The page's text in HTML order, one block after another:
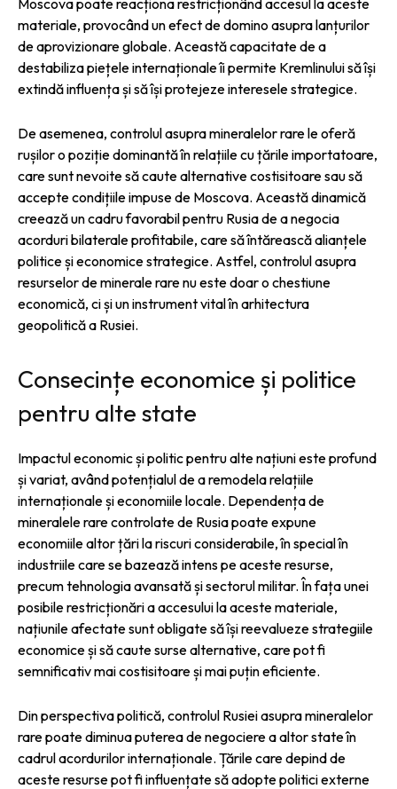
materiale, provocând un efect de domino asupra lanțurilor
de aprovizionare globale. Această capacitate de a
destabiliza piețele internaționale îi permite Kremlinului să își
extindă influența și să își protejeze interesele strategice.
De asemenea, controlul asupra mineralelor rare le oferă
rușilor o poziție dominantă în relațiile cu țările importatoare,
care sunt nevoite să caute alternative costisitoare sau să
accepte condițiile impuse de Moscova. Această dinamică
creează un cadru favorabil pentru Rusia de a negocia
acorduri bilaterale profitabile, care să întărească alianțele
politice și economice strategice. Astfel, controlul asupra
resurselor de minerale rare nu este doar o chestiune
economică, ci și un instrument vital în arhitectura
geopolitică a Rusiei.
Consecințe economice și politice
pentru alte state
Impactul economic și politic pentru alte națiuni este profund
și variat, având potențialul de a remodela relațiile
internaționale și economiile locale. Dependența de
mineralele rare controlate de Rusia poate expune
economiile altor țări la riscuri considerabile, în special în
industriile care se bazează intens pe aceste resurse,
precum tehnologia avansată și sectorul militar. În fața unei
posibile restricționări a accesului la aceste materiale,
națiunile afectate sunt obligate să își reevalueze strategiile
economice și să caute surse alternative, care pot fi
semnificativ mai costisitoare și mai puțin eficiente.
Din perspectiva politică, controlul Rusiei asupra mineralelor
rare poate diminua puterea de negociere a altor state în
cadrul acordurilor internaționale. Țările care depind de
aceste resurse pot fi influențate să adopte politici externe